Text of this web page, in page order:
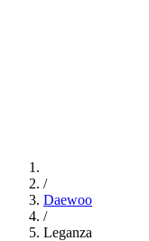
/
Daewoo
/
Leganza